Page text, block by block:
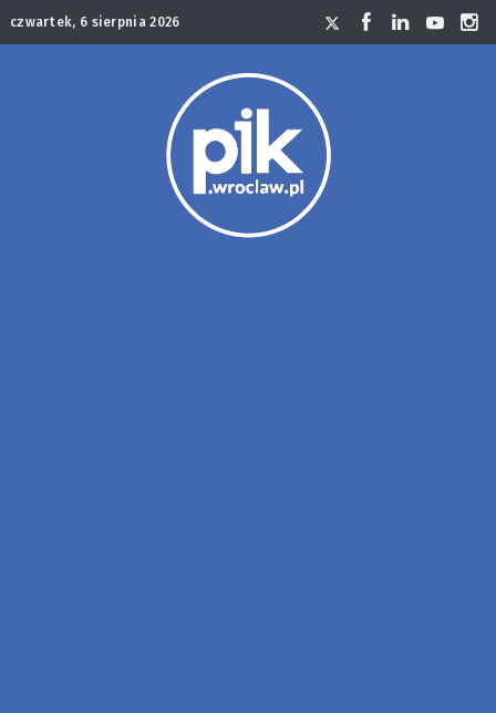
czwartek, 6 sierpnia 2026